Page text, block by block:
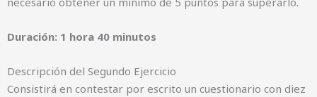
Duración: 1 hora 40 minutos
Descripción del Segundo Ejercicio
Consistirá en contestar por escrito un cuestionario con diez